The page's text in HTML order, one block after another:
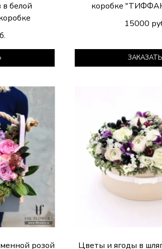
белой
коробке
15000
ЗАКАЗАТЬ
розой
Цветы и ягоды в